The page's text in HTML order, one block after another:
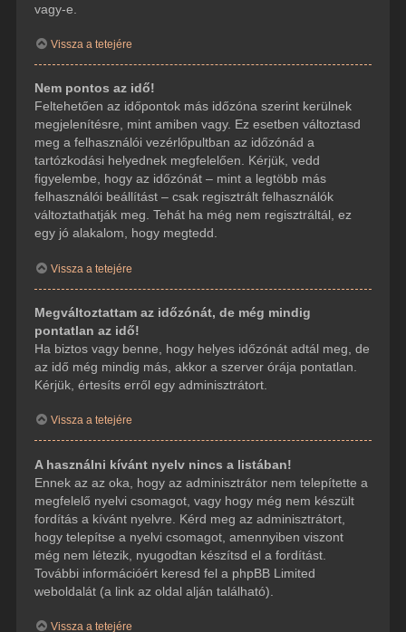
vagy-e.
Vissza a tetejére
Nem pontos az idő!
Feltehetően az időpontok más időzóna szerint kerülnek
megjelenítésre, mint amiben vagy. Ez esetben változtasd
meg a felhasználói vezérlőpultban az időzónád a
tartózkodási helyednek megfelelően. Kérjük, vedd
figyelembe, hogy az időzónát – mint a legtöbb más
felhasználói beállítást – csak regisztrált felhasználók
változtathatják meg. Tehát ha még nem regisztráltál, ez
egy jó alakalom, hogy megtedd.
Vissza a tetejére
Megváltoztattam az időzónát, de még mindig
pontatlan az idő!
Ha biztos vagy benne, hogy helyes időzónát adtál meg, de
az idő még mindig más, akkor a szerver órája pontatlan.
Kérjük, értesíts erről egy adminisztrátort.
Vissza a tetejére
A használni kívánt nyelv nincs a listában!
Ennek az az oka, hogy az adminisztrátor nem telepítette a
megfelelő nyelvi csomagot, vagy hogy még nem készült
fordítás a kívánt nyelvre. Kérd meg az adminisztrátort,
hogy telepítse a nyelvi csomagot, amennyiben viszont
még nem létezik, nyugodtan készítsd el a fordítást.
További információért keresd fel a phpBB Limited
weboldalát (a link az oldal alján található).
Vissza a tetejére